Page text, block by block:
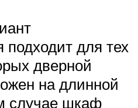
подходит для тех
дверной
на длинной
случае шкаф